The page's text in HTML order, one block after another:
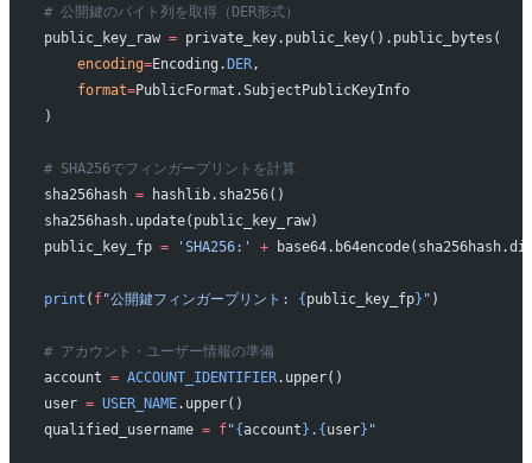
# 公開鍵のバイト列を取得（DER形式）
public_key_raw = private_key.public_key().public_bytes(
    encoding
=Encoding. DER,
    format
=PublicFormat.SubjectPublicKeyInfo
)
# SHA256でフィンガープリントを計算
sha256hash = hashlib.sha256()
sha256hash.update(public_key_raw)
public_key_fp = 'SHA256:' +
print ( f"公開鍵フィンガープリント: { public_key_fp} " )
# アカウント・ユーザー情報の準備
account = ACCOUNT_IDENTIFIER.upper()
user = USER_NAME.upper()
qualified_username = f"{account } . { user} "